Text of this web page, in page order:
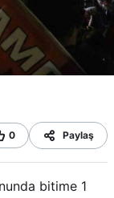
0 Paylaş
bitime 1